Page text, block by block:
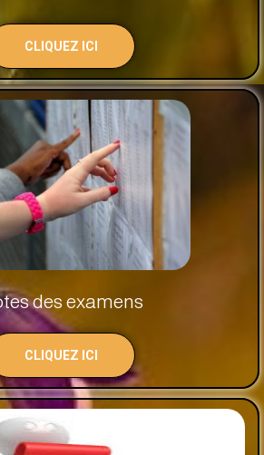
CLIQUEZ ICI
des examens
CLIQUEZ ICI